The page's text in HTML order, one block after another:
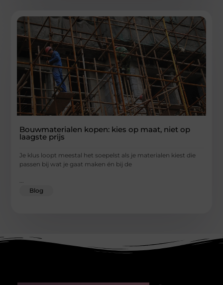
Bouwmaterialen kopen: kies op maat, niet op
laagste prijs
Je klus loopt meestal het soepelst als je materialen kiest die
passen bij wat je gaat maken én bij de
Blog